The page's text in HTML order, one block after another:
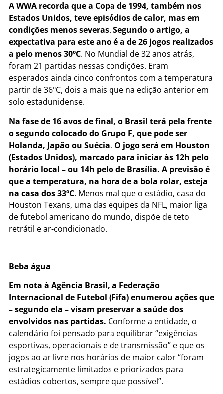
A WWA recorda que a Copa de 1994, também nos
Estados Unidos, teve episódios de calor, mas em
condições menos severas. Segundo o artigo, a
expectativa para este ano é a de 26 jogos realizados
a pelo menos 30ºC. No Mundial de 32 anos atrás,
foram 21 partidas nessas condições. Eram
esperados ainda cinco confrontos com a temperatura
partir de 36ºC, dois a mais que na edição anterior em
solo estadunidense.
Na fase de 16 avos de final, o Brasil terá pela frente
o segundo colocado do Grupo F, que pode ser
Holanda, Japão ou Suécia. O jogo será em Houston
(Estados Unidos), marcado para iniciar às 12h pelo
horário local – ou 14h pelo de Brasília. A previsão é
que a temperatura, na hora de a bola rolar, esteja
na casa dos 33ºC. Menos mal que o estádio, casa do
Houston Texans, uma das equipes da NFL, maior liga
de futebol americano do mundo, dispõe de teto
retrátil e ar-condicionado.
Beba água
Em nota à Agência Brasil, a Federação
Internacional de Futebol (Fifa) enumerou ações que
– segundo ela – visam preservar a saúde dos
envolvidos nas partidas. Conforme a entidade, o
calendário foi pensado para equilibrar “exigências
esportivas, operacionais e de transmissão” e que os
jogos ao ar livre nos horários de maior calor “foram
estrategicamente limitados e priorizados para
estádios cobertos, sempre que possível”.